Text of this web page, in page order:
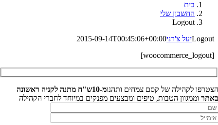
בית
החשבון שלי
Logout
Logoutיעל צ'רני2015-09-14T00:45:06+00:00
[woocommerce_logout]
הצטרפו לקהילה של קסם צמחים ותהנו
מ-10ש"ח מתנה לקניה ראשונה
באתר וממגוון הטבות, טיפים ומבצעים מפנקים במיוחד לחברי הקהילה